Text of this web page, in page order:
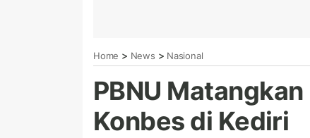
Home > News > Nasional
PBNU
Konbes di Kediri